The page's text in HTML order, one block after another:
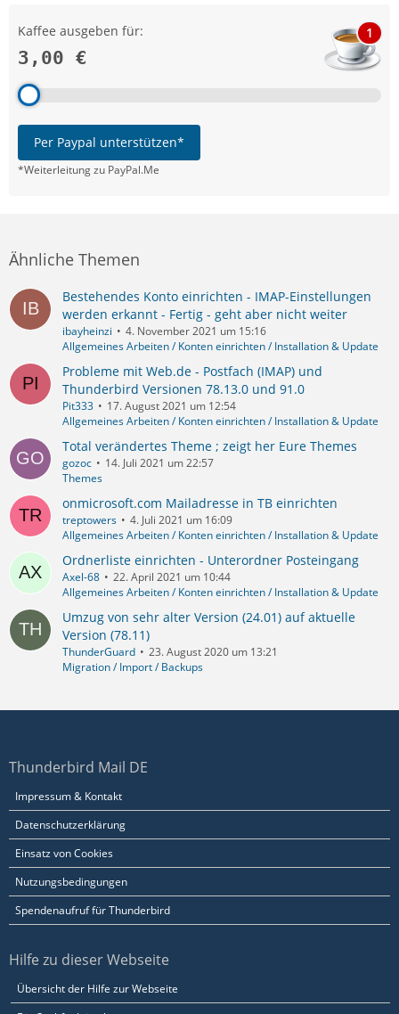
Kaffee ausgeben für:
3,00 €
1
Per Paypal unterstützen*
*Weiterleitung zu PayPal.Me
Ähnliche Themen
Bestehendes Konto einrichten - IMAP-Einstellungen
werden erkannt - Fertig - geht aber nicht weiter
ibayheinzi
4. November 2021 um 15:16
Allgemeines Arbeiten / Konten einrichten / Installation & Update
Probleme mit Web.de - Postfach (IMAP) und
Thunderbird Versionen 78.13.0 und 91.0
Pit333
17. August 2021 um 12:54
Allgemeines Arbeiten / Konten einrichten / Installation & Update
Total verändertes Theme ; zeigt her Eure Themes
gozoc
14. Juli 2021 um 22:57
Themes
onmicrosoft.com Mailadresse in TB einrichten
treptowers
4. Juli 2021 um 16:09
Allgemeines Arbeiten / Konten einrichten / Installation & Update
Ordnerliste einrichten - Unterordner Posteingang
Axel-68
22. April 2021 um 10:44
Allgemeines Arbeiten / Konten einrichten / Installation & Update
Umzug von sehr alter Version (24.01) auf aktuelle
Version (78.11)
ThunderGuard
23. August 2020 um 13:21
Migration / Import / Backups
Thunderbird Mail DE
Impressum & Kontakt
Datenschutzerklärung
Einsatz von Cookies
Nutzungsbedingungen
Spendenaufruf für Thunderbird
Hilfe zu dieser Webseite
Übersicht der Hilfe zur Webseite